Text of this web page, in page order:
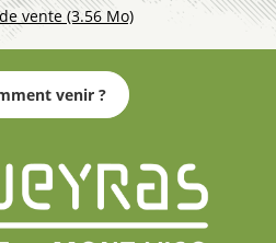
vente(3.56 Mo)
venir ?